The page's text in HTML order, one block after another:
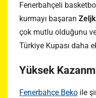
Fenerbahçeli
kurmayı başaran
çok mutlu olduğunu
Türkiye Kupası daha
Yüksek
Fenerbahçe Beko ile